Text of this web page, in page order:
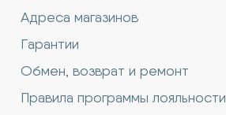
Адреса магазинов
Гарантии
Обмен, возврат и ремонт
Правила программы лояльности